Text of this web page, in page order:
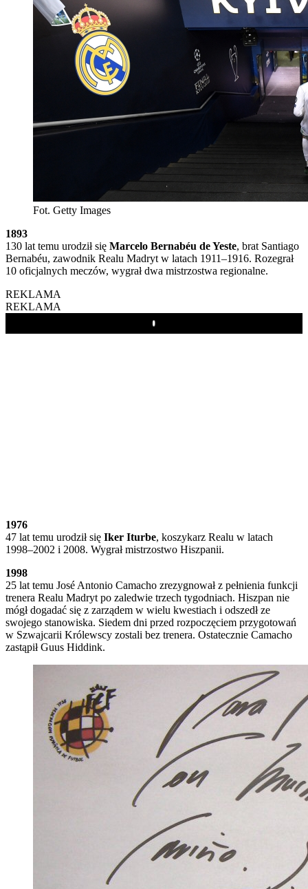
Fot. Getty Images
1893
130 lat temu urodził się Marcelo Bernabéu de Yeste, brat Santiago
Bernabéu, zawodnik Realu Madryt w latach 1911–1916. Rozegrał
10 oficjalnych meczów, wygrał dwa mistrzostwa regionalne.
REKLAMA
REKLAMA
Play
1976
47 lat temu urodził się Iker Iturbe, koszykarz Realu w latach
1998–2002 i 2008. Wygrał mistrzostwo Hiszpanii.
1998
25 lat temu José Antonio Camacho zrezygnował z pełnienia funkcji
trenera Realu Madryt po zaledwie trzech tygodniach. Hiszpan nie
mógł dogadać się z zarządem w wielu kwestiach i odszedł ze
swojego stanowiska. Siedem dni przed rozpoczęciem przygotowań
w Szwajcarii Królewscy zostali bez trenera. Ostatecznie Camacho
zastąpił Guus Hiddink.